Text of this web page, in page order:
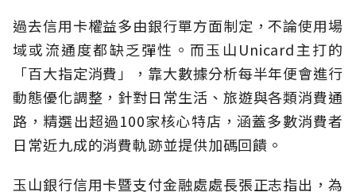
過去信用卡權益多由銀行單方面制定，不論使用場
域或流通度都缺乏彈性。而玉山Unicard主打的
「百大指定消費」，靠大數據分析每半年便會進行
動態優化調整，針對日常生活、旅遊與各類消費通
路，精選出超過100家核心特店，涵蓋多數消費者
日常近九成的消費軌跡並提供加碼回饋。
玉山銀行信用卡暨支付金融處處長張正志指出，為